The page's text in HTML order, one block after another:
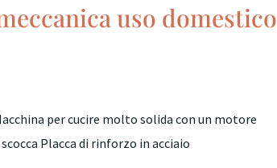
uso domestico
per cucire molto solida con un motore
Placca di rinforzo in acciaio